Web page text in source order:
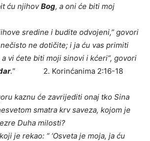
ću njihovBog, a oni će biti moj
sredine i budite odvojeni,” govori
ne dotičite; i ja ću vas primiti
a vi ćete biti moji sinovi i kćeri”, govori
.” 2. Korinćanima 2:16-18
kaznu će zavrijediti onaj tko Sina
smatra krv saveza, kojom je
Duha milosti?
je rekao: “ ‘Osveta je moja, ja ću